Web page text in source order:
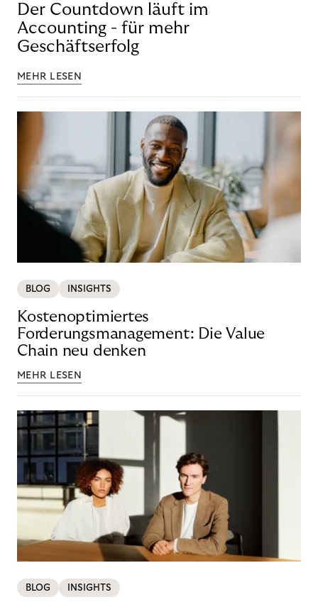
Der Countdown läuft im
Accounting - für mehr
Geschäftserfolg
MEHR LESEN
BLOG INSIGHTS
Kostenoptimiertes
Forderungsmanagement: Die Value
Chain neu denken
MEHR LESEN
BLOG INSIGHTS